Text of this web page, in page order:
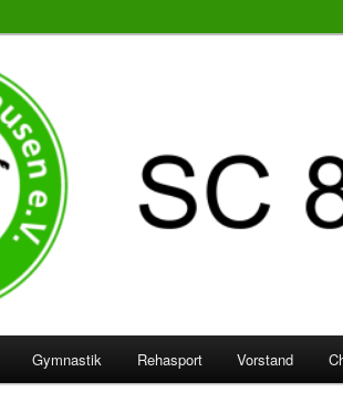
Gymnastik Rehasport Vorstand